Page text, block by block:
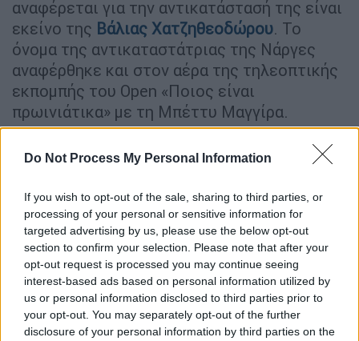
Do Not Process My Personal Information
If you wish to opt-out of the sale, sharing to third parties, or
processing of your personal or sensitive information for
targeted advertising by us, please use the below opt-out
section to confirm your selection. Please note that after your
opt-out request is processed you may continue seeing
interest-based ads based on personal information utilized by
us or personal information disclosed to third parties prior to
your opt-out. You may separately opt-out of the further
disclosure of your personal information by third parties on the
αναφέρεται για την αντικατάστασή της είναι
εκείνο της Βάλιας Χατζηθεοδώρου. Το
όνομα της αντικαταστάτριας της Νάργες
αναφέρθηκε και στον αέρα της τηλεοπτικής
εκπομπής του Open «Ποιος είναι
πρωινιάτικα» με τη Μπέττυ Μαγγίρα.